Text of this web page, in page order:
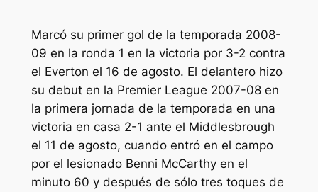
Marcó su primer gol de la temporada 2008-
09 en la ronda 1 en la victoria por 3-2 contra
el Everton el 16 de agosto. El delantero hizo
su debut en la Premier League 2007-08 en
la primera jornada de la temporada en una
victoria en casa 2-1 ante el Middlesbrough
el 11 de agosto, cuando entró en el campo
por el lesionado Benni McCarthy en el
minuto 60 y después de sólo tres toques de